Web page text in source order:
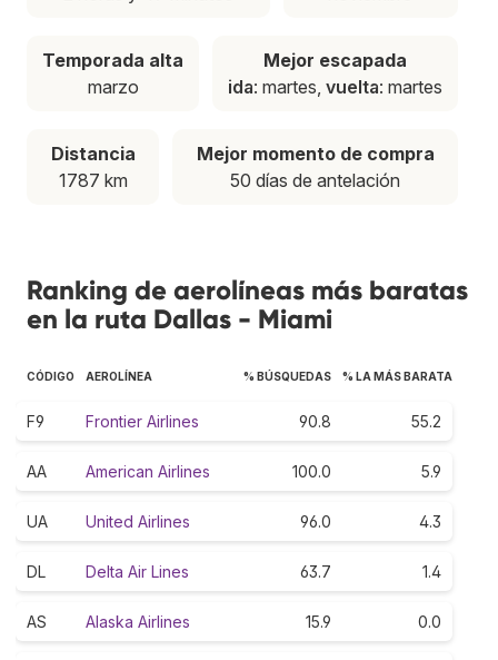
Temporada alta
marzo
Mejor escapada
ida: martes, vuelta: martes
Distancia
1787 km
Mejor momento de compra
50 días de antelación
Ranking de aerolíneas más baratas
en la ruta Dallas - Miami
CÓDIGO AEROLÍNEA % BÚSQUEDAS % LA MÁS BARATA
F9 Frontier Airlines 90.8 55.2
AA American Airlines 100.0 5.9
UA United Airlines 96.0 4.3
DL Delta Air Lines 63.7 1.4
AS Alaska Airlines 15.9 0.0